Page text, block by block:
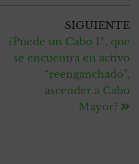
SIGUIENTE
¿Puede un Cabo 1º, que
se encuentra en activo
“reenganchado”,
ascender a Cabo
Mayor?